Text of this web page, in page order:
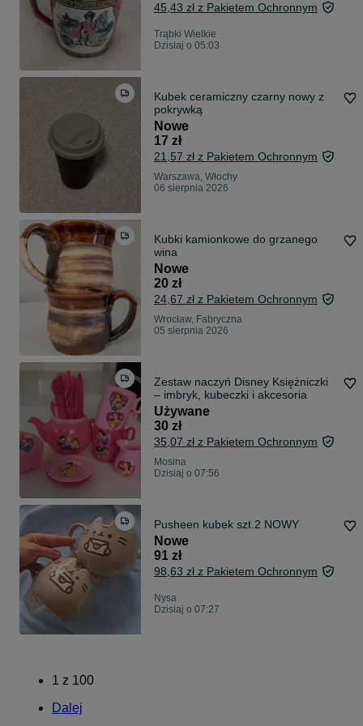
45,43 zł z Pakietem Ochronnym
Trąbki Wielkie
Dzisiaj o 05:03
Kubek ceramiczny czarny nowy z
pokrywką
Nowe
17 zł
21,57 zł z Pakietem Ochronnym
Warszawa, Włochy
06 sierpnia 2026
Kubki kamionkowe do grzanego
wina
Nowe
20 zł
24,67 zł z Pakietem Ochronnym
Wrocław, Fabryczna
05 sierpnia 2026
Zestaw naczyń Disney Księżniczki
– imbryk, kubeczki i akcesoria
Używane
30 zł
35,07 zł z Pakietem Ochronnym
Mosina
Dzisiaj o 07:56
Pusheen kubek szt.2 NOWY
Nowe
91 zł
98,63 zł z Pakietem Ochronnym
Nysa
Dzisiaj o 07:27
1 z 100
Dalej